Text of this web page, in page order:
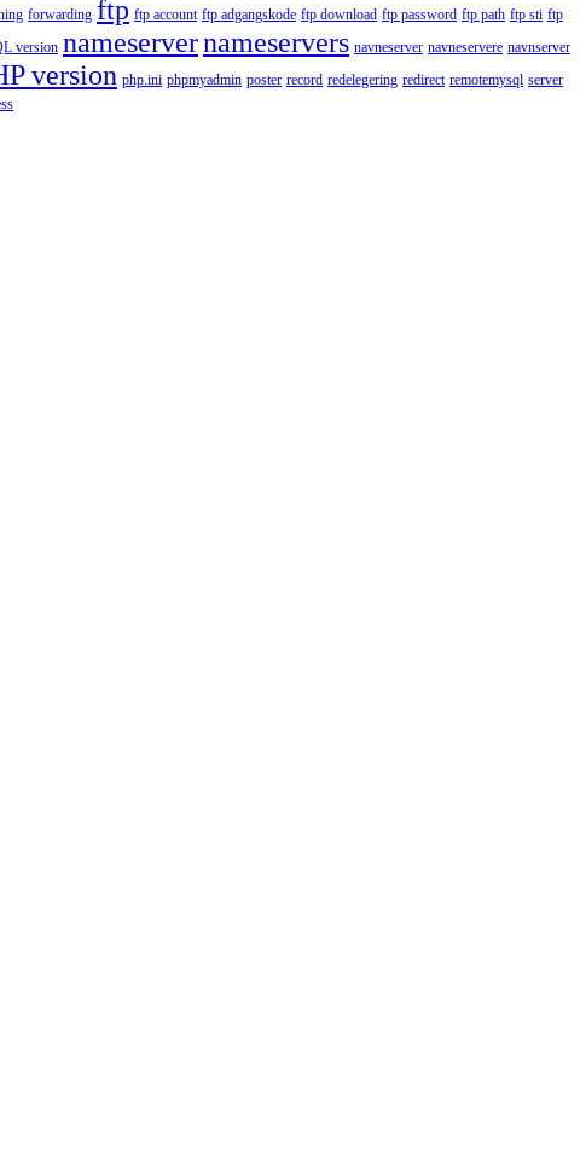
forwarding ftp ftp account ftp adgangskode ftp download ftp password ftp path ftp sti ftp
version nameservernameservers navneserver navneservere navnserver
version php.ini phpmyadmin poster record redelegering redirect remotemysql server